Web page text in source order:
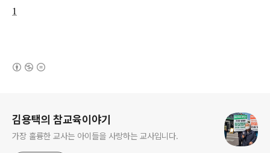
1
김용택의 참교육이야기
가장 훌륭한 교사는 아이들을 사랑하는 교사입니다.